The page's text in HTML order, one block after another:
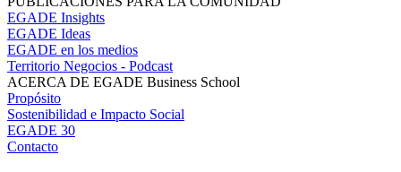
EGADE Insights
EGADE Ideas
EGADE en los medios
Territorio Negocios - Podcast
ACERCA DE EGADE Business School
Propósito
Sostenibilidad e Impacto Social
EGADE 30
Contacto